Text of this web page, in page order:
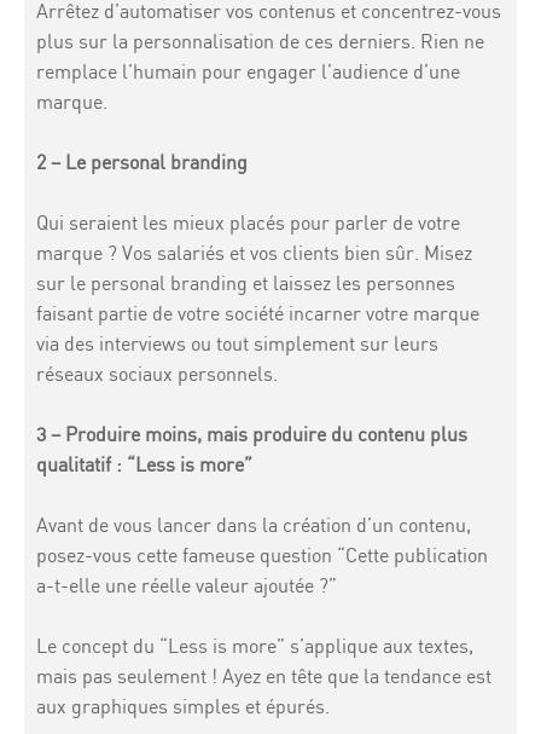
Arrêtez d’automatiser vos contenus et concentrez-vous
plus sur la personnalisation de ces derniers. Rien ne
remplace l’humain pour engager l’audience d’une
marque.
2 – Le personal branding
Qui seraient les mieux placés pour parler de votre
marque ? Vos salariés et vos clients bien sûr. Misez
sur le personal branding et laissez les personnes
faisant partie de votre société incarner votre marque
via des interviews ou tout simplement sur leurs
réseaux sociaux personnels.
3 – Produire moins, mais produire du contenu plus
qualitatif : “Less is more”
Avant de vous lancer dans la création d’un contenu,
posez-vous cette fameuse question “Cette publication
a-t-elle une réelle valeur ajoutée ?”
Le concept du “Less is more” s’applique aux textes,
mais pas seulement ! Ayez en tête que la tendance est
aux graphiques simples et épurés.